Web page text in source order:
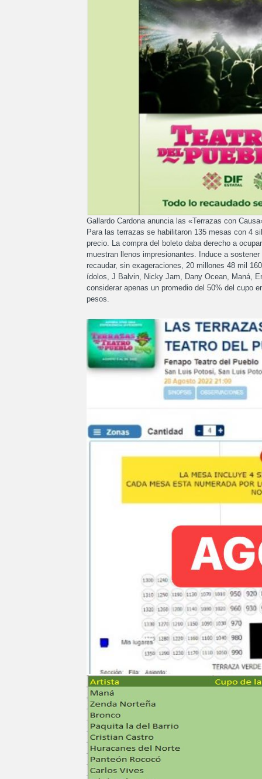
Gallardo Cardona anuncia las «Terrazas con
Para las terrazas se habilitaron 135 mesas con 4
precio. La compra del boleto daba derecho a
muestran llenos impresionantes. Induce a
recaudar, sin exageraciones, 20 millones 48 mil
ídolos, J Balvin, Nicky Jam, Dany Ocean, Maná,
considerar apenas un promedio del 50% del cupo
pesos.